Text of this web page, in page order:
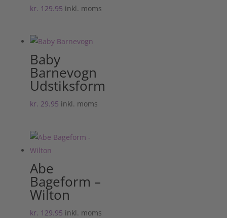
kr. 129.95 inkl. moms
Baby
Barnevogn
Udstiksform
kr. 29.95 inkl. moms
Abe
Bageform –
Wilton
kr. 129.95 inkl. moms